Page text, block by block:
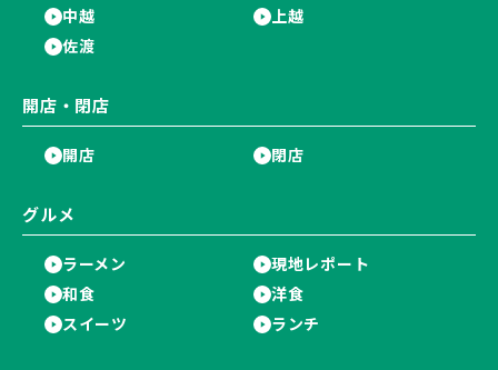
中越
上越
佐渡
開店・閉店
開店 閉店
グルメ
ラーメン
現地レポート
和食
洋食
スイーツ
ランチ